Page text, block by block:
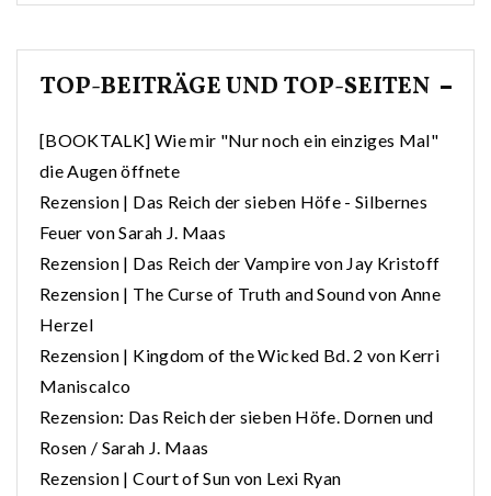
TOP-BEITRÄGE UND TOP-SEITEN
[BOOKTALK] Wie mir "Nur noch ein einziges Mal"
die Augen öffnete
Rezension | Das Reich der sieben Höfe - Silbernes
Feuer von Sarah J. Maas
Rezension | Das Reich der Vampire von Jay Kristoff
Rezension | The Curse of Truth and Sound von Anne
Herzel
Rezension | Kingdom of the Wicked Bd. 2 von Kerri
Maniscalco
Rezension: Das Reich der sieben Höfe. Dornen und
Rosen / Sarah J. Maas
Rezension | Court of Sun von Lexi Ryan